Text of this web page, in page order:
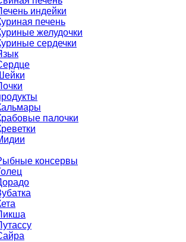
индейки
печень
желудочки
сердечки
палочки
консервы